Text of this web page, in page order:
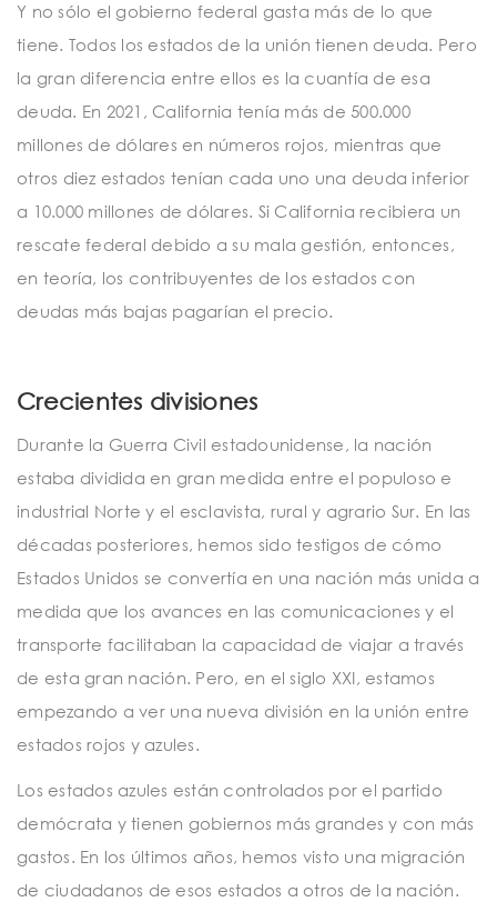
Y no sólo el gobierno federal gasta más de lo que
tiene. Todos los estados de la unión tienen deuda. Pero
la gran diferencia entre ellos es la cuantía de esa
deuda. En 2021, California tenía más de 500.000
millones de dólares en números rojos, mientras que
otros diez estados tenían cada uno una deuda inferior
a 10.000 millones de dólares. Si California recibiera un
rescate federal debido a su mala gestión, entonces,
en teoría, los contribuyentes de los estados con
deudas más bajas pagarían el precio.
Crecientes divisiones
Durante la Guerra Civil estadounidense, la nación
estaba dividida en gran medida entre el populoso e
industrial Norte y el esclavista, rural y agrario Sur. En las
décadas posteriores, hemos sido testigos de cómo
Estados Unidos se convertía en una nación más unida a
medida que los avances en las comunicaciones y el
transporte facilitaban la capacidad de viajar a través
de esta gran nación. Pero, en el siglo XXI, estamos
empezando a ver una nueva división en la unión entre
estados rojos y azules.
Los estados azules están controlados por el partido
demócrata y tienen gobiernos más grandes y con más
gastos. En los últimos años, hemos visto una migración
de ciudadanos de esos estados a otros de la nación.